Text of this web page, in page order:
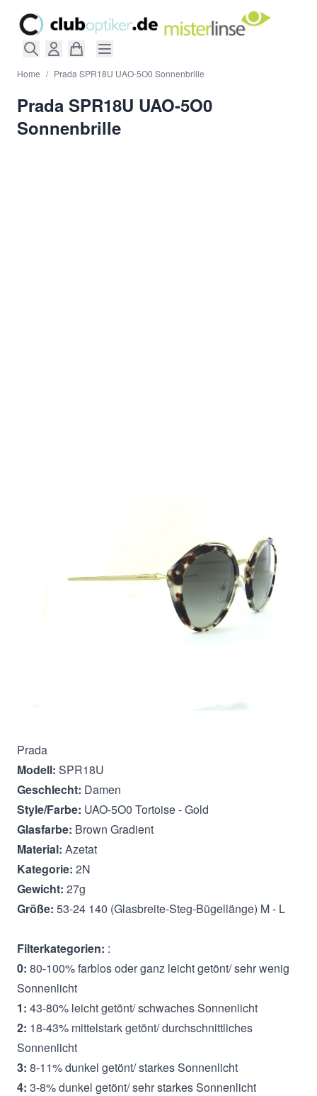
Home / Prada SPR18U UAO-5O0 Sonnenbrille
Prada SPR18U UAO-5O0
Sonnenbrille
Prada
Modell: SPR18U
Geschlecht: Damen
Style/Farbe: UAO-5O0 Tortoise - Gold
Glasfarbe: Brown Gradient
Material: Azetat
Kategorie: 2N
Gewicht: 27g
Größe: 53-24 140 (Glasbreite-Steg-Bügellänge) M - L
Filterkategorien: :
0: 80-100% farblos oder ganz leicht getönt/ sehr wenig
Sonnenlicht
1: 43-80% leicht getönt/ schwaches Sonnenlicht
2: 18-43% mittelstark getönt/ durchschnittliches
Sonnenlicht
3: 8-11% dunkel getönt/ starkes Sonnenlicht
4: 3-8% dunkel getönt/ sehr starkes Sonnenlicht